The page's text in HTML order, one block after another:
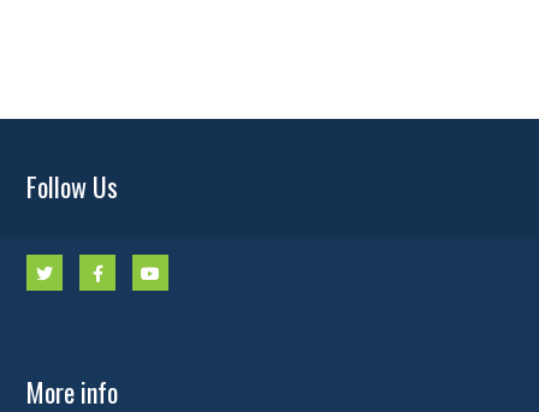
Follow Us
More info